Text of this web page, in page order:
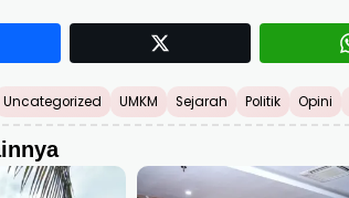
Uncategorized UMKM Sejarah Politik Opini